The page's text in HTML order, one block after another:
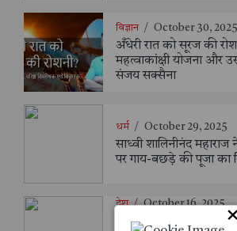
विज्ञान / October 30, 2025
अँधेरी रात को सूरज की
महत्वाकांक्षी योजना और
संजय सक्सैना
धर्म / October 29, 2025
साध्वी शालिनीनंद महाराज
पर गाय-बछड़े की पूजा का
देश / October 16, 2025
रक्षा मंत्री की अध्यक्षता में×